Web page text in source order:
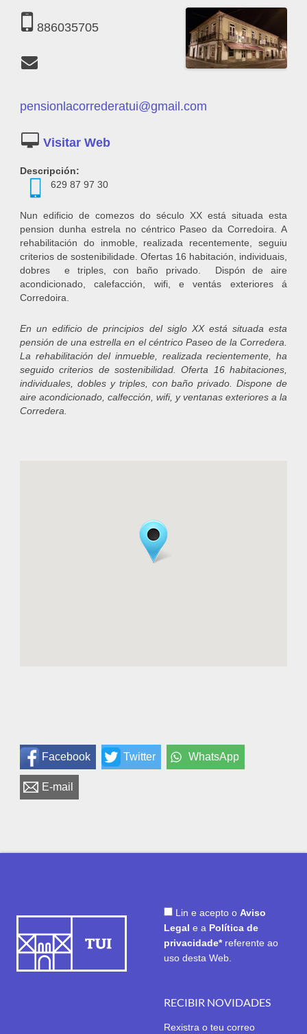
886035705
pensionlacorrederatui@gmail.com
Descripción:
629 87 97 30
Nun edificio de comezos do século XX está situada esta
pension dunha estrela no céntrico Paseo da Corredoira. A
rehabilitación do inmoble, realizada recentemente, seguiu
criterios de sostenibilidade. Ofertas 16 habitación, individuais,
dobres e triples, con baño privado. Dispón de aire
acondicionado, calefacción, wifi, e ventás exteriores á
Corredoira.
En un edificio de principios del siglo XX está situada esta
pensión de una estrella en el céntrico Paseo de la Corredera.
La rehabilitación del inmueble, realizada recientemente, ha
seguido criterios de sostenibilidad. Oferta 16 habitaciones,
individuales, dobles y triples, con baño privado. Dispone de
aire acondicionado, calfección, wifi, y ventanas exteriores a la
Corredera.
Facebook Twitter WhatsApp
E-mail
Lin e acepto o Aviso
Legal e a Política de
privacidade* referente ao
uso desta Web.
RECIBIR NOVIDADES
Rexistra o teu correo